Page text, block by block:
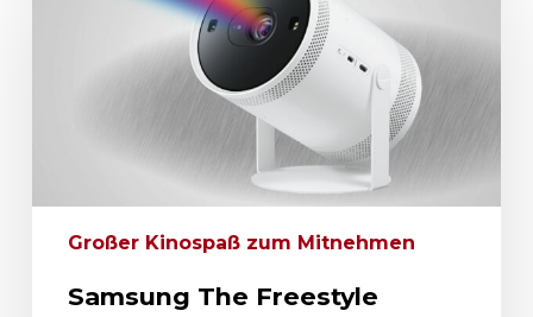
Großer Kinospaß zum Mitnehmen
Samsung The Freestyle